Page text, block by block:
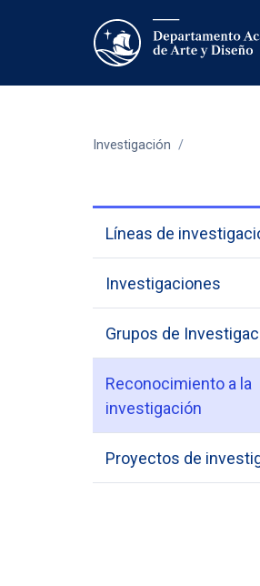
Investigación /
Líneas de
Investigaciones
Grupos de
Reconocimiento a la
investigación
Proyectos de